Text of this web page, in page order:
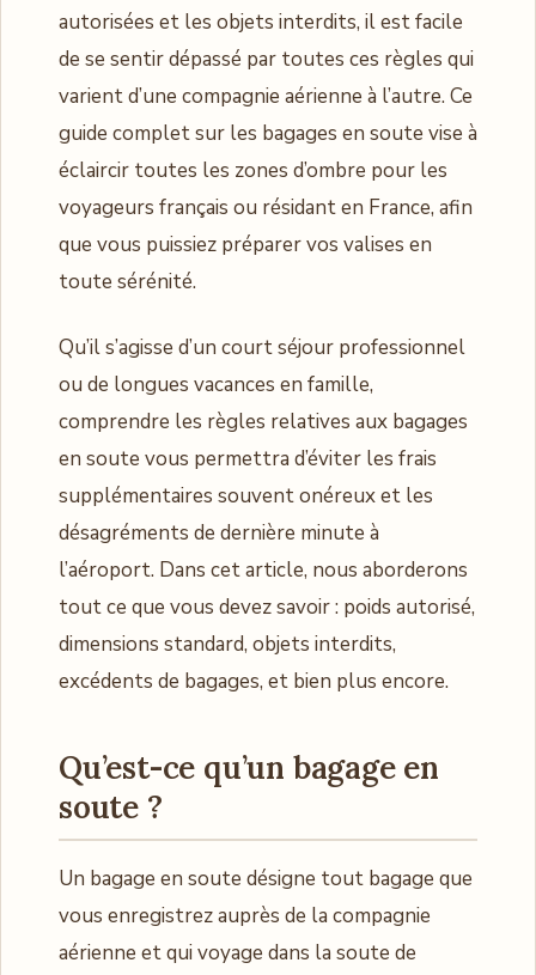
autorisées et les objets interdits, il est facile
de se sentir dépassé par toutes ces règles qui
varient d’une compagnie aérienne à l’autre. Ce
guide complet sur les bagages en soute vise à
éclaircir toutes les zones d’ombre pour les
voyageurs français ou résidant en France, afin
que vous puissiez préparer vos valises en
toute sérénité.
Qu’il s’agisse d’un court séjour professionnel
ou de longues vacances en famille,
comprendre les règles relatives aux bagages
en soute vous permettra d’éviter les frais
supplémentaires souvent onéreux et les
désagréments de dernière minute à
l’aéroport. Dans cet article, nous aborderons
tout ce que vous devez savoir : poids autorisé,
dimensions standard, objets interdits,
excédents de bagages, et bien plus encore.
Qu’est-ce qu’un bagage en
soute ?
Un bagage en soute désigne tout bagage que
vous enregistrez auprès de la compagnie
aérienne et qui voyage dans la soute de